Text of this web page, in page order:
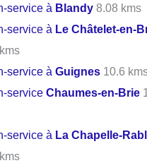
service à Blandy 8.08 kms
service à Le Châtelet-en-
service àGuignes 10.6
serviceChaumes-en-Brie
service à La Chapelle-